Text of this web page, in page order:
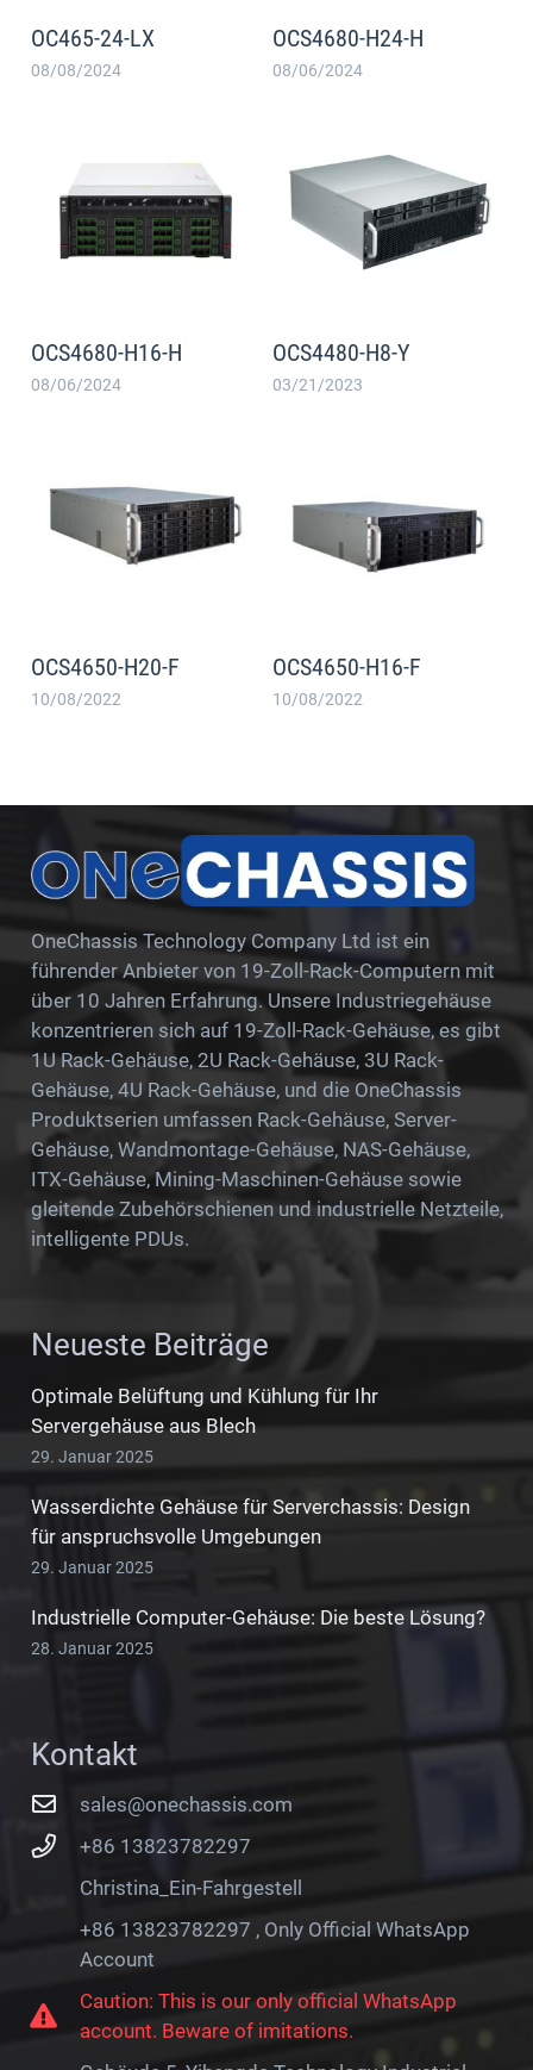
OC465-24-LX
08/08/2024
OCS4680-H24-H
08/06/2024
OCS4680-H16-H
08/06/2024
OCS4480-H8-Y
03/21/2023
OCS4650-H20-F
10/08/2022
OCS4650-H16-F
10/08/2022
OneChassis Technology Company Ltd ist ein
führender Anbieter von 19-Zoll-Rack-Computern mit
über 10 Jahren Erfahrung. Unsere Industriegehäuse
konzentrieren sich auf 19-Zoll-Rack-Gehäuse, es gibt
1U Rack-Gehäuse, 2U Rack-Gehäuse, 3U Rack-
Gehäuse, 4U Rack-Gehäuse, und die OneChassis
Produktserien umfassen Rack-Gehäuse, Server-
Gehäuse, Wandmontage-Gehäuse, NAS-Gehäuse,
ITX-Gehäuse, Mining-Maschinen-Gehäuse sowie
gleitende Zubehörschienen und industrielle Netzteile,
intelligente PDUs.
Neueste Beiträge
Optimale Belüftung und Kühlung für Ihr
Servergehäuse aus Blech
29. Januar 2025
Wasserdichte Gehäuse für Serverchassis: Design
für anspruchsvolle Umgebungen
29. Januar 2025
Industrielle Computer-Gehäuse: Die beste Lösung?
28. Januar 2025
Kontakt
sales@onechassis.com
+86 13823782297
Christina_Ein-Fahrgestell
+86 13823782297 , Only Official WhatsApp
Account
Caution: This is our only official WhatsApp
account. Beware of imitations.